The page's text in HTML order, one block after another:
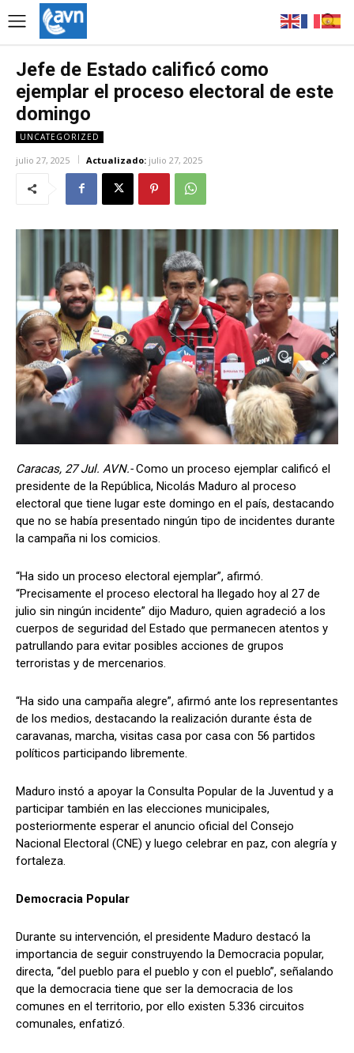
Jefe de Estado calificó como
ejemplar el proceso electoral de este
domingo
UNCATEGORIZED
julio 27, 2025 Actualizado: julio 27, 2025
Caracas, 27 Jul. AVN.-Como un proceso ejemplar calificó el
presidente de la República, Nicolás Maduro al proceso
electoral que tiene lugar este domingo en el país, destacando
que no se había presentado ningún tipo de incidentes durante
la campaña ni los comicios.
“Ha sido un proceso electoral ejemplar”, afirmó.
“Precisamente el proceso electoral ha llegado hoy al 27 de
julio sin ningún incidente” dijo Maduro, quien agradeció a los
cuerpos de seguridad del Estado que permanecen atentos y
patrullando para evitar posibles acciones de grupos
terroristas y de mercenarios.
“Ha sido una campaña alegre”, afirmó ante los representantes
de los medios, destacando la realización durante ésta de
caravanas, marcha, visitas casa por casa con 56 partidos
políticos participando libremente.
Maduro instó a apoyar la Consulta Popular de la Juventud y a
participar también en las elecciones municipales,
posteriormente esperar el anuncio oficial del Consejo
Nacional Electoral (CNE) y luego celebrar en paz, con alegría y
fortaleza.
Democracia Popular
Durante su intervención, el presidente Maduro destacó la
importancia de seguir construyendo la Democracia popular,
directa, “del pueblo para el pueblo y con el pueblo”, señalando
que la democracia tiene que ser la democracia de los
comunes en el territorio, por ello existen 5.336 circuitos
comunales, enfatizó.